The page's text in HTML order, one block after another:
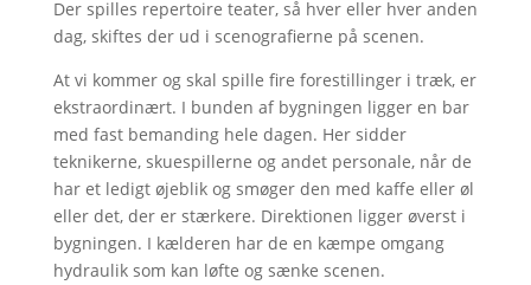
Der spilles repertoire teater, så hver eller hver anden
dag, skiftes der ud i scenografierne på scenen.
At vi kommer og skal spille fire forestillinger i træk, er
ekstraordinært. I bunden af bygningen ligger en bar
med fast bemanding hele dagen. Her sidder
teknikerne, skuespillerne og andet personale, når de
har et ledigt øjeblik og smøger den med kaffe eller øl
eller det, der er stærkere. Direktionen ligger øverst i
bygningen. I kælderen har de en kæmpe omgang
hydraulik som kan løfte og sænke scenen.